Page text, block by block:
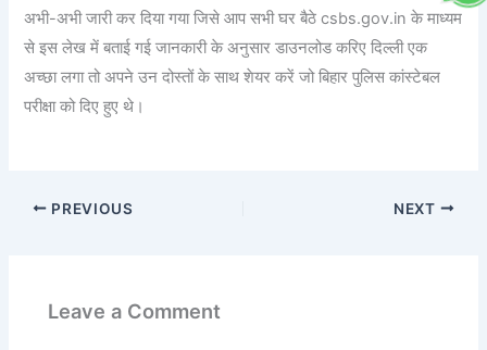
अभी-अभी जारी कर दिया गया जिसे आप सभी घर बैठे csbs.gov.in के माध्यम
से इस लेख में बताई गई जानकारी के अनुसार डाउनलोड करिए दिल्ली एक
अच्छा लगा तो अपने उन दोस्तों के साथ शेयर करें जो बिहार पुलिस कांस्टेबल
परीक्षा को दिए हुए थे।
PREVIOUS NEXT
Leave a Comment